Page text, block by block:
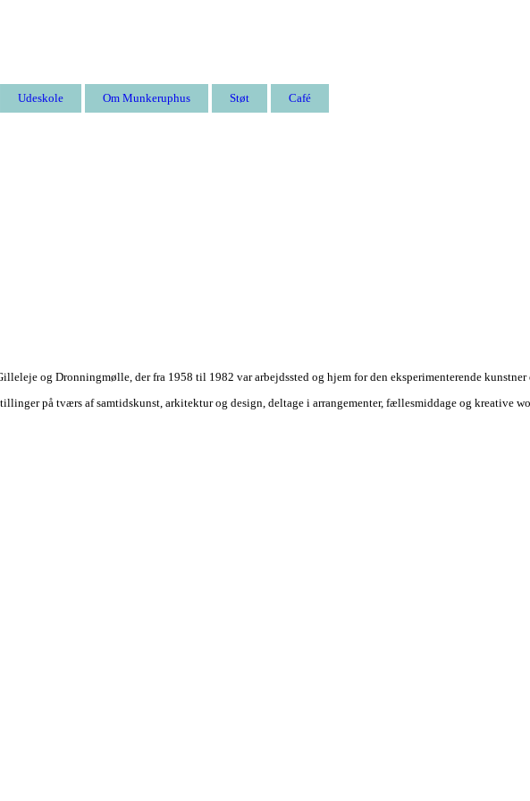
Udeskole Om Munkeruphus Støt Café
og Dronningmølle, der fra 1958 til 1982 var arbejdssted og hjem for den eksperimenterende kunstner
på tværs af samtidskunst, arkitektur og design, deltage i arrangementer, fællesmiddage og kreative